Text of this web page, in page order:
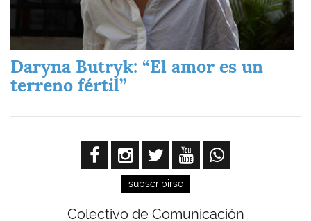
Daryna Butryk: “El amor es un
terreno fértil”
subscribirse
Colectivo de Comunicación